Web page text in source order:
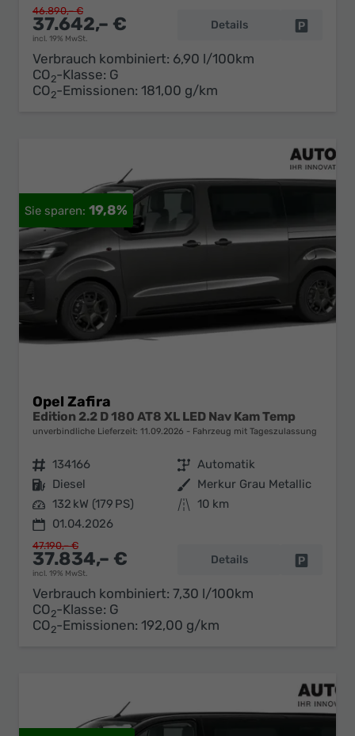
37.642,– €
incl. 19% MwSt.
46.890,– €
Details
Verbrauch kombiniert: 6,90 l/100km
CO2-Klasse: G
CO2-Emissionen: 181,00 g/km
19,8%
Opel Zafira
Edition 2.2 D 180 AT8 XL LED Nav Kam Temp
unverbindliche Lieferzeit: 11.09.2026 Fahrzeug mit Tageszulassung
Fahrzeugnr. 134166 Getriebe Automatik
Kraftstoff Diesel Außenfarbe Merkur Grau Metallic
Leistung 132 kW (179 PS) Kilometerstand 10 km
01.04.2026
37.834,– €
incl. 19% MwSt.
47.190,– €
Details
Verbrauch kombiniert: 7,30 l/100km
CO2-Klasse: G
CO2-Emissionen: 192,00 g/km